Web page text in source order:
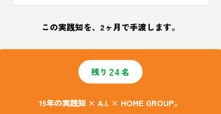
この実践知を、2ヶ月で手渡します。
残り 24名
15年の実践知 × A.I. × HOME GROUP。